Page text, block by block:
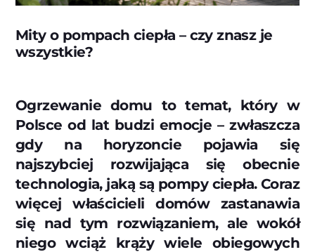
Mity o pompach ciepła – czy znasz je
wszystkie?
Ogrzewanie domu to temat, który w
Polsce od lat budzi emocje – zwłaszcza
gdy na horyzoncie pojawia się
najszybciej rozwijająca się obecnie
technologia, jaką są pompy ciepła. Coraz
więcej właścicieli domów zastanawia
się nad tym rozwiązaniem, ale wokół
niego wciąż krąży wiele obiegowych